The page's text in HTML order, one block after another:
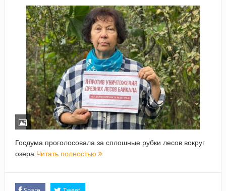
Госдума проголосовала за сплошные рубки лесов вокруг
озера Читать полностью